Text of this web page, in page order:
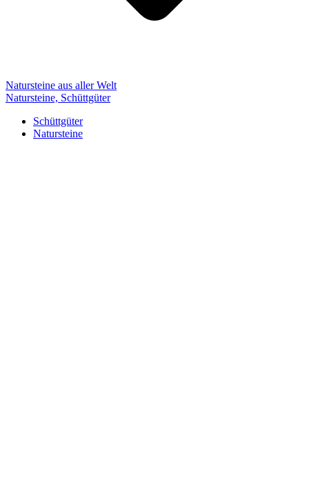
Natursteine aus aller Welt
Natursteine, Schüttgüter
Schüttgüter
Natursteine